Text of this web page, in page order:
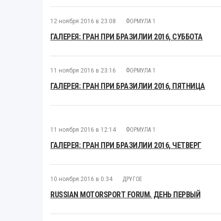
12 ноября 2016 в 23:08 ФОРМУЛА 1
ГАЛЕРЕЯ: ГРАН ПРИ БРАЗИЛИИ 2016, СУББОТА
11 ноября 2016 в 23:16 ФОРМУЛА 1
ГАЛЕРЕЯ: ГРАН ПРИ БРАЗИЛИИ 2016, ПЯТНИЦА
11 ноября 2016 в 12:14 ФОРМУЛА 1
ГАЛЕРЕЯ: ГРАН ПРИ БРАЗИЛИИ 2016, ЧЕТВЕРГ
10 ноября 2016 в 0:34 ДРУГОЕ
RUSSIAN MOTORSPORT FORUM. ДЕНЬ ПЕРВЫЙ